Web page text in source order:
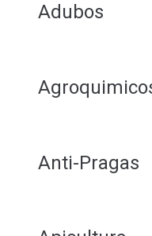
Adubos
Anti-Pragas